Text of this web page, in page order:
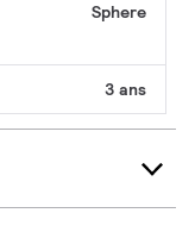
Sphere
3 ans